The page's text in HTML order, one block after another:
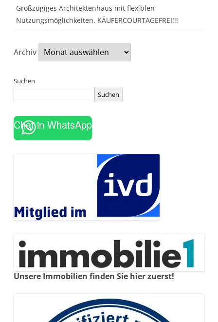
Großzügiges Architektenhaus mit flexiblen
Nutzungsmöglichkeiten. KÄUFERCOURTAGEFREI!!!
Archiv
Suchen
Suchen
Chat in WhatsApp
Unsere Immobilien finden Sie hier zuerst!